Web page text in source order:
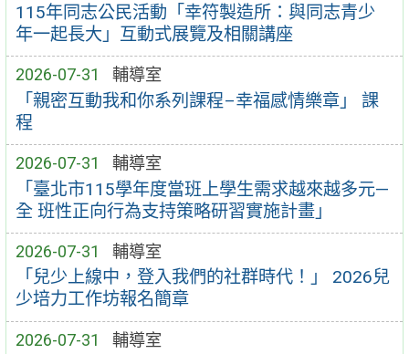
115年同志公民活動「幸符製造所：與同志青少
年一起長大」互動式展覽及相關講座
2026-07-31 輔導室
「親密互動我和你系列課程–幸福感情樂章」 課
程
2026-07-31 輔導室
「臺北市115學年度當班上學生需求越來越多元—
全 班性正向行為支持策略研習實施計畫」
2026-07-31 輔導室
「兒少上線中，登入我們的社群時代！」 2026兒
少培力工作坊報名簡章
2026-07-31 輔導室